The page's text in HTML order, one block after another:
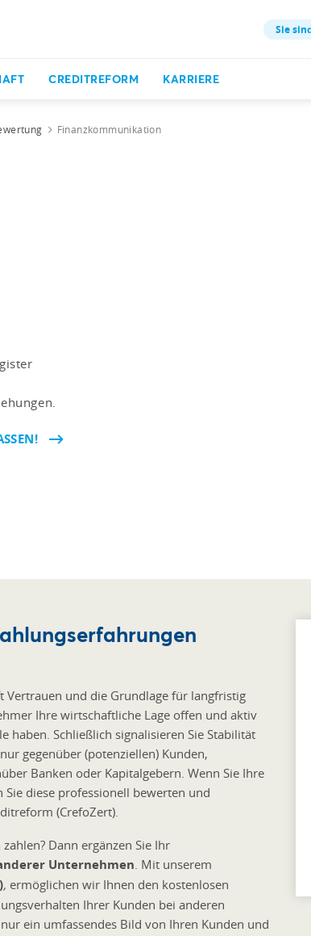
Sie
CREDITREFORM KARRIERE
Finanzkommunikation
Vertrauen und die Grundlage für langfristig
Ihre wirtschaftliche Lage offen und aktiv
haben. Schließlich signalisieren Sie Stabilität
gegenüber (potenziellen) Kunden,
Banken oder Kapitalgebern. Wenn Sie Ihre
diese professionell bewerten und
(CrefoZert).
Dann ergänzen Sie Ihr
Unternehmen. Mit unserem
, ermöglichen wir Ihnen den kostenlosen
Ihrer Kunden bei anderen
ein umfassendes Bild von Ihren Kunden und